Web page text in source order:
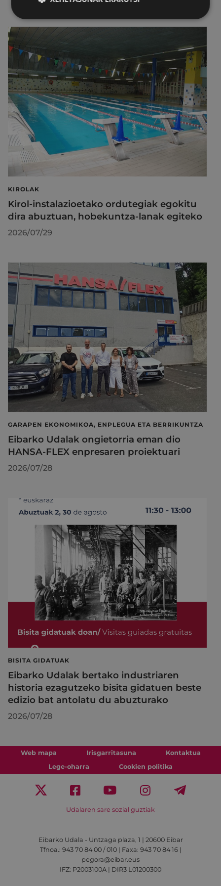
KIROLAK
Kirol-instalazioetako ordutegiak egokitu
dira abuztuan, hobekuntza-lanak egiteko
2026/07/29
GARAPEN EKONOMIKOA, ENPLEGUA ETA BERRIKUNTZA
Eibarko Udalak ongietorria eman dio
HANSA-FLEX enpresaren proiektuari
2026/07/28
BISITA GIDATUAK
Eibarko Udalak bertako industriaren
historia ezagutzeko bisita gidatuen beste
edizio bat antolatu du abuzturako
2026/07/28
Web mapa Irisgarritasuna
Kontaktua
Lege-oharra
Cookien politika
Udalaren sare sozial guztiak
Eibarko Udala - Untzaga plaza, 1 | 20600 Eibar
Tfnoa.: 943 70 84 00 / 010 | Faxa: 943 70 84 16 |
pegora@eibar.eus
IFZ: P2003100A | DIR3 L01200300